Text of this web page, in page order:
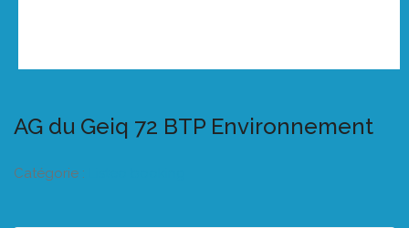
AG du Geiq 72 BTP Environnement
Catégorie :